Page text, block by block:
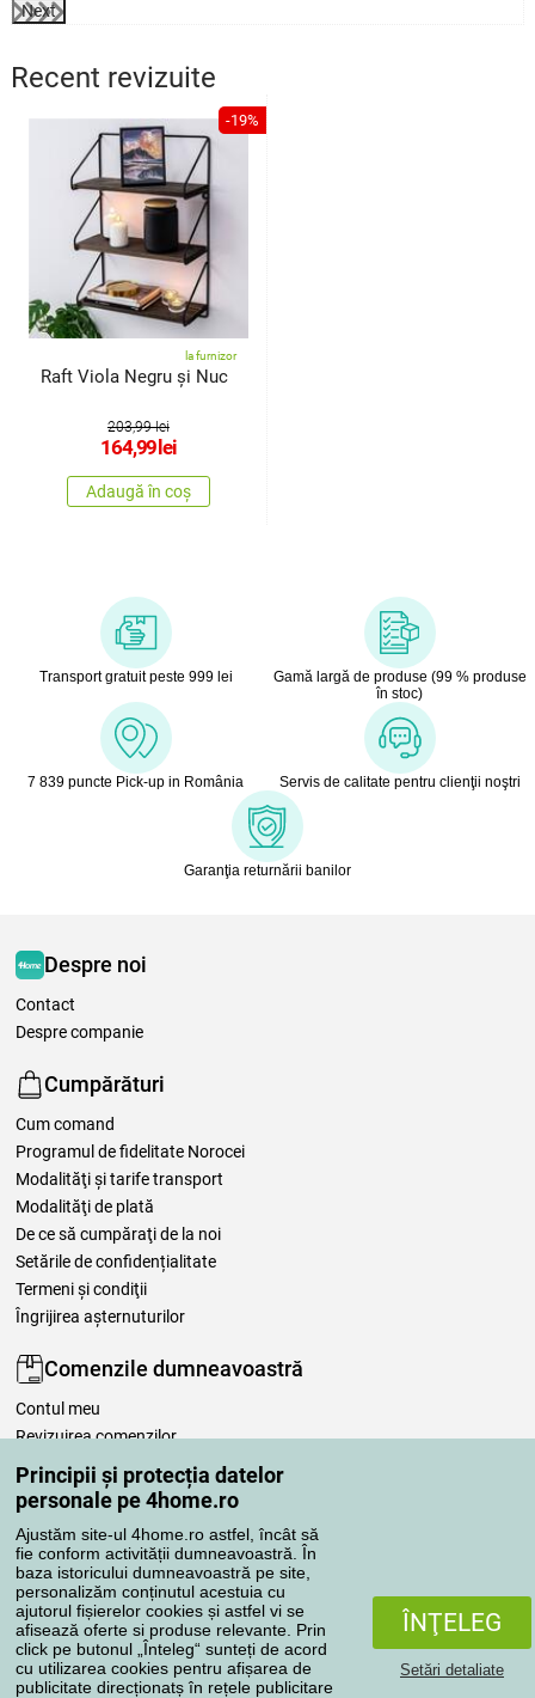
Principii și protecția datelor
personale pe 4home.ro
Ajustăm site-ul 4home.ro astfel, încât să
fie conform activității dumneavoastră. În
baza istoricului dumneavoastră pe site,
personalizăm conținutul acestuia cu
ajutorul fișierelor cookies și astfel vi se
afisează oferte si produse relevante. Prin
click pe butonul „Înteleg“ sunteți de acord
cu utilizarea cookies pentru afișarea de
publicitate direcționatș în rețele publicitare
ÎNŢELEG
Setări detaliate
Next
Recent revizuite
-19%
la furnizor
Raft Viola Negru și Nuc
203,99 lei
164,99 lei
Adaugă în coș
Transport gratuit peste 999 lei
Gamă largă de produse (99 % produse
în stoc)
7 839 puncte Pick-up in România Servis de calitate pentru clienţii noştri
Garanţia returnării banilor
Despre noi
Contact
Despre companie
Cumpărături
Cum comand
Programul de fidelitate Norocei
Modalităţi şi tarife transport
Modalităţi de plată
De ce să cumpăraţi de la noi
Setările de confidențialitate
Termeni şi condiţii
Îngrijirea așternuturilor
Comenzile dumneavoastră
Contul meu
Revizuirea comenzilor
Reclamaţii
Retragere de la contract
Regulile de procesare a recenziilor
Metode de transport
Metode de plată